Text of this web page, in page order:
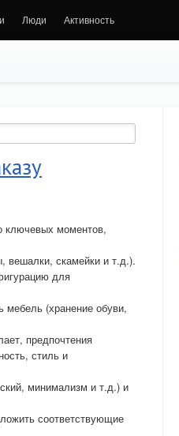
Люди Активность
ключевых моментов,
вешалки, скамейки и т.д.).
для
мебель (хранение обуви,
предпочтения
стиль и
минимализм и т.д.) и
соответствующие